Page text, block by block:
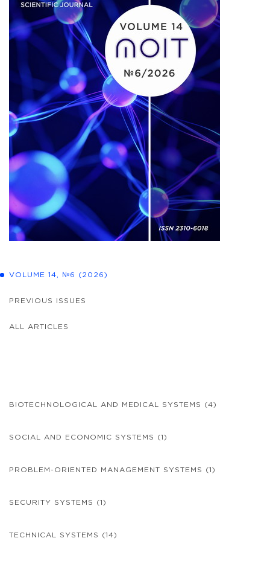
VOLUME 14, №6 (2026)
PREVIOUS ISSUES
ALL ARTICLES
BIOTECHNOLOGICAL AND MEDICAL SYSTEMS (4)
SOCIAL AND ECONOMIC SYSTEMS (1)
PROBLEM-ORIENTED MANAGEMENT SYSTEMS (1)
SECURITY SYSTEMS (1)
TECHNICAL SYSTEMS (14)